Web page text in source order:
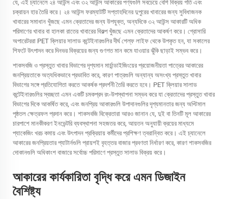
যে, এই চ্যানেলে ২৪ আউন্স এবং ৩২ আউন্স আকারের পণ্যগুলি সবচেয়ে বেশি বিক্রয় গতি এবং
চক্রায়ন হার তৈরি করে। ২৪ আউন্স ফরম্যাটটি সপ্তাহদিনের দুপুরের খাবারের জন্য সুবিধাজনক
খাবারের সমাধান খুঁজছে এমন ক্রেতাদের জন্য উপযুক্ত, অন্যদিকে ৩২ আউন্স আকারটি অধিক
পরিমাণের খাবার বা হালকা রাতের খাবারের বিকল্প খুঁজছে এমন ক্রেতাদের আকর্ষণ করে। গ্রোসারি
অপারেটররা PET ক্লিয়ার সালাড কন্টেইনারগুলির দীর্ঘ শেল্ফ লাইফ থেকে উপকৃত হন, যা সকালের
শিফটে উৎপাদন করে দিনভর বিক্রয়ের জন্য গুণগত মান কমে যাওয়ার ঝুঁকি ছাড়াই সম্ভব করে।
শাকসবজি ও প্রস্তুত খাবার বিভাগের দৃশ্যমান মার্চান্ডাইজিংয়ের প্রয়োজনীয়তা পাত্রের আকারের
জনপ্রিয়তাকে অত্যধিকভাবে প্রভাবিত করে, কারণ পাত্রগুলি অন্যান্য অসংখ্য প্রস্তুত খাবার
বিভাগের সঙ্গে প্রতিযোগিতা করতে আকর্ষক প্রদর্শনী তৈরি করতে হবে। PET ক্লিয়ার সালাড
কন্টেইনারগুলির স্বচ্ছতা এমন একটি চমকপ্রদ রং-উপস্থাপনা সম্ভব করে যা ক্রেতাদের প্রস্তুত খাবার
বিভাগের দিকে আকর্ষিত করে, এবং জনপ্রিয় আকারগুলি উপাদানগুলির দৃশ্যমানতার জন্য অপ্টিমাল
পৃষ্ঠতল ক্ষেত্রফল প্রদান করে। শাকসবজি বিক্রেতারা আরও জানান যে, দুই বা তিনটি মূল আকারের
চারপাশে মানকীকরণ ইনভেন্টরি ব্যবস্থাপনা সহজতর করে, আয়তন অনুযায়ী ক্রয়ের মাধ্যমে
প্যাকেজিং খরচ কমায় এবং উৎপাদন প্রক্রিয়ায় কর্মীদের প্রশিক্ষণ ত্বরান্বিত করে। এই চ্যানেলে
আকারের জনপ্রিয়তার প্যাটার্নগুলি প্রায়শই বৃহত্তর বাজার প্রবণতা নির্ধারণ করে, কারণ শাকসবজির
দোকানগুলি অধিকাংশ বাজারে সর্বোচ্চ পরিমাণে প্রস্তুত সালাড বিক্রয় করে।
আকারের কার্যকারিতা বৃদ্ধি করে এমন ডিজাইন
বৈশিষ্ট্য